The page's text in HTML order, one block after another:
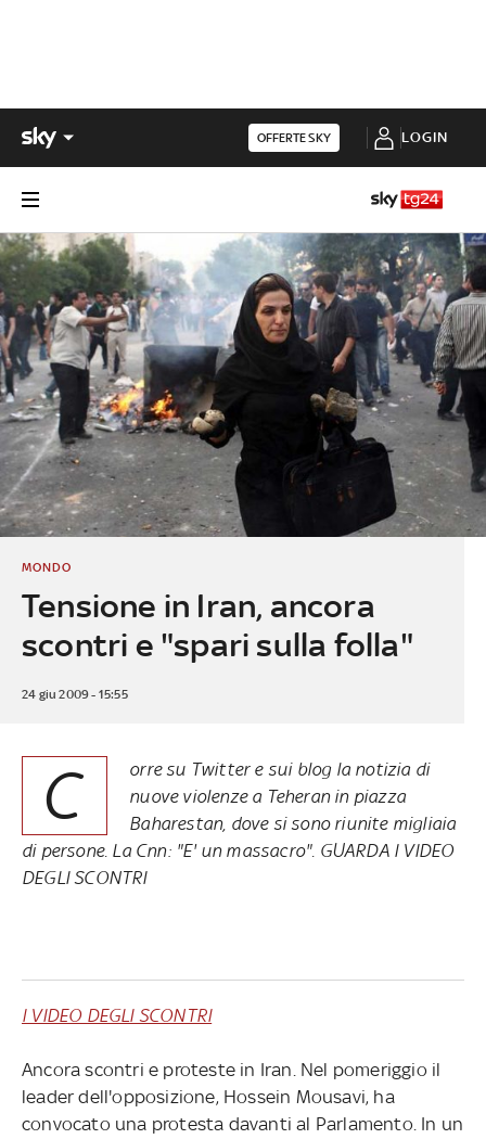
OFFERTE SKY LOGIN
Tensione in Iran, ancora
scontri e "spari sulla folla"
MONDO
24 giu 2009 - 15:55
C
orre su Twitter e sui blog la notizia di
nuove violenze a Teheran in piazza
Baharestan, dove si sono riunite migliaia
di persone. La Cnn: "E' un massacro". GUARDA I VIDEO
DEGLI SCONTRI
I VIDEO DEGLI SCONTRI
Ancora scontri e proteste in Iran. Nel pomeriggio il
leader dell'opposizione, Hossein Mousavi, ha
convocato una protesta davanti al Parlamento. In un